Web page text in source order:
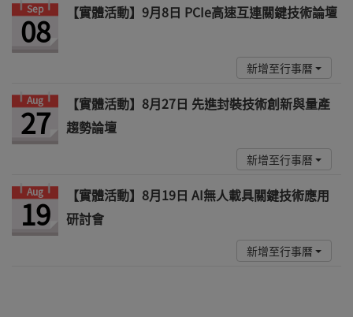
Sep
08 【實體活動】9月8日 PCIe高速互連關鍵技術論壇
新增至行事曆
Aug
27
【實體活動】8月27日 先進封裝技術創新與量產
趨勢論壇
新增至行事曆
Aug
19
【實體活動】8月19日 AI無人載具關鍵技術應用
研討會
新增至行事曆